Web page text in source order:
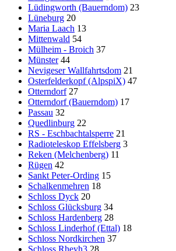
Lüdingworth (Bauerndom) 23
Lüneburg 20
Maria Laach 13
Mittenwald 54
Mülheim - Broich 37
Münster 44
Nevigeser Wallfahrtsdom 21
Osterfelderkopf (AlpspiX) 47
Otterndorf 27
Otterndorf (Bauerndom) 17
Passau 32
Quedlinburg 22
RS - Eschbachtalsperre 21
Radioteleskop Effelsberg 3
Reken (Melchenberg) 11
Rügen 42
Sankt Peter-Ording 15
Schalkenmehren 18
Schloss Dyck 20
Schloss Glücksburg 34
Schloss Hardenberg 28
Schloss Linderhof (Ettal) 18
Schloss Nordkirchen 37